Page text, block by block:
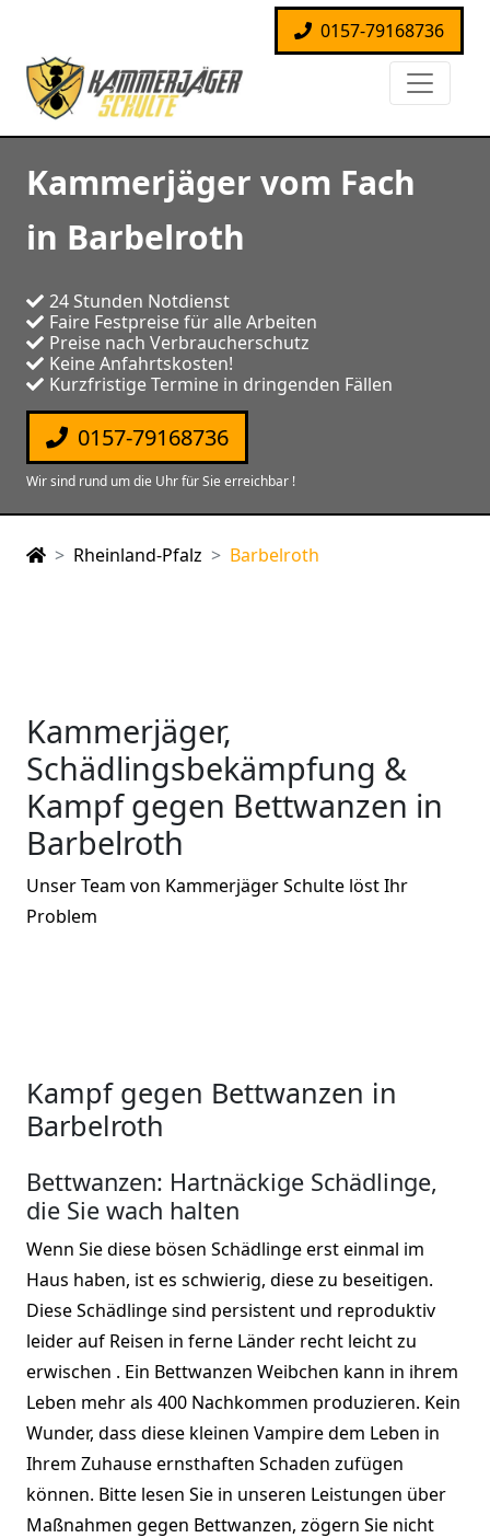
0157-79168736
Kammerjäger vom Fach
in Barbelroth
24 Stunden Notdienst
Faire Festpreise für alle Arbeiten
Preise nach Verbraucherschutz
Keine Anfahrtskosten!
Kurzfristige Termine in dringenden Fällen
0157-79168736
Wir sind rund um die Uhr für Sie erreichbar !
Rheinland-Pfalz Barbelroth
Kammerjäger,
Schädlingsbekämpfung &
Kampf gegen Bettwanzen in
Barbelroth
Unser Team von Kammerjäger Schulte löst Ihr
Problem
Kampf gegen Bettwanzen in
Barbelroth
Bettwanzen: Hartnäckige Schädlinge,
die Sie wach halten
Wenn Sie diese bösen Schädlinge erst einmal im
Haus haben, ist es schwierig, diese zu beseitigen.
Diese Schädlinge sind persistent und reproduktiv
leider auf Reisen in ferne Länder recht leicht zu
erwischen . Ein Bettwanzen Weibchen kann in ihrem
Leben mehr als 400 Nachkommen produzieren. Kein
Wunder, dass diese kleinen Vampire dem Leben in
Ihrem Zuhause ernsthaften Schaden zufügen
können. Bitte lesen Sie in unseren Leistungen über
Maßnahmen gegen Bettwanzen, zögern Sie nicht